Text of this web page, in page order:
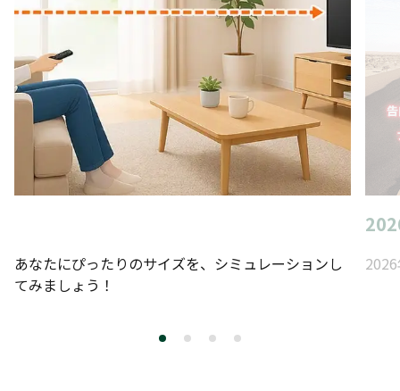
あなたにぴったりのサイズを、シミュレーションし
てみましょう！